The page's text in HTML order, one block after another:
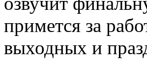
примется за
выходных и